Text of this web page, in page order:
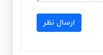
ارسال نظر